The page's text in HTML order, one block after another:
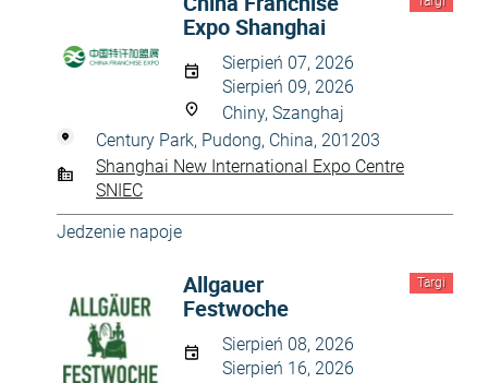
Expo Shanghai
Sierpień 07, 2026
Sierpień 09, 2026
Chiny, Szanghaj
Century Park, Pudong, China, 201203
Shanghai New International Expo Centre
SNIEC
Jedzenie napoje
Targi
Allgаuer
Festwoche
Sierpień 08, 2026
Sierpień 16, 2026